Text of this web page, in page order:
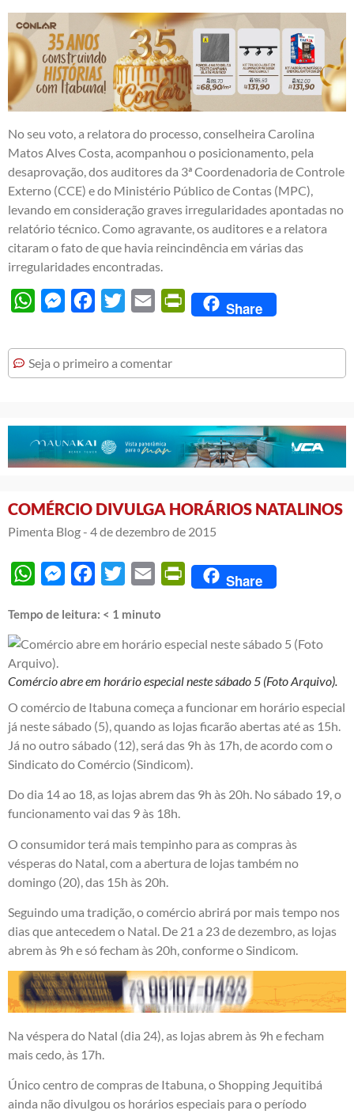
No seu voto, a relatora do processo, conselheira Carolina
Matos Alves Costa, acompanhou o posicionamento, pela
desaprovação, dos auditores da 3ª Coordenadoria de Controle
Externo (CCE) e do Ministério Público de Contas (MPC),
levando em consideração graves irregularidades apontadas no
relatório técnico. Como agravante, os auditores e a relatora
citaram o fato de que havia reincindência em várias das
irregularidades encontradas.
WhatsAppMessengerFacebook
Twitter Email PrintFriendly
Share
Seja o primeiro a comentar
COMÉRCIO DIVULGA HORÁRIOS NATALINOS
Pimenta Blog - 4 de dezembro de 2015
WhatsAppMessengerFacebook
Twitter Email PrintFriendly
Share
Tempo de leitura: < 1 minuto
Comércio abre em horário especial neste sábado 5 (Foto Arquivo).
O comércio de Itabuna começa a funcionar em horário especial
já neste sábado (5), quando as lojas ficarão abertas até as 15h.
Já no outro sábado (12), será das 9h às 17h, de acordo com o
Sindicato do Comércio (Sindicom).
Do dia 14 ao 18, as lojas abrem das 9h às 20h. No sábado 19, o
funcionamento vai das 9 às 18h.
O consumidor terá mais tempinho para as compras às
vésperas do Natal, com a abertura de lojas também no
domingo (20), das 15h às 20h.
Seguindo uma tradição, o comércio abrirá por mais tempo nos
dias que antecedem o Natal. De 21 a 23 de dezembro, as lojas
abrem às 9h e só fecham às 20h, conforme o Sindicom.
Na véspera do Natal (dia 24), as lojas abrem às 9h e fecham
mais cedo, às 17h.
Único centro de compras de Itabuna, o Shopping Jequitibá
ainda não divulgou os horários especiais para o período